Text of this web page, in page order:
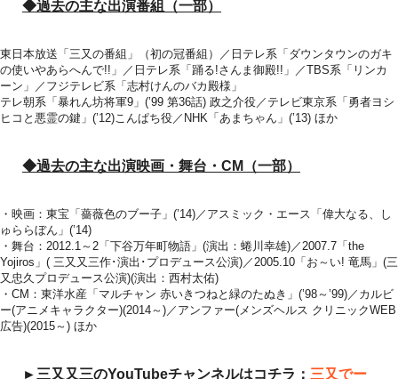
◆過去の主な出演番組（一部）
東日本放送「三又の番組」（初の冠番組）／日テレ系「ダウンタウンのガキ
の使いやあらへんで!!」／日テレ系「踊る!さんま御殿!!」／TBS系「リンカ
ーン」／フジテレビ系「志村けんのバカ殿様」
テレ朝系「暴れん坊将軍9」(’99 第36話) 政之介役／テレビ東京系「勇者ヨシ
ヒコと悪霊の鍵」(’12)こんぱち役／NHK「あまちゃん」(’13) ほか
◆過去の主な出演映画・舞台・CM（一部）
・映画：東宝「薔薇色のブー子」(’14)／アスミック・エース「偉大なる、し
ゅららぼん」(’14)
・舞台：2012.1～2「下谷万年町物語」(演出：蜷川幸雄)／2007.7「the
Yojiros」( 三又又三作･演出･プロデュース公演)／2005.10「お～い! 竜馬」(三
又忠久プロデュース公演)(演出：西村太佑)
・CM：東洋水産「マルチャン 赤いきつねと緑のたぬき」(’98～’99)／カルビ
ー(アニメキャラクター)(2014～)／アンファー(メンズヘルス クリニックWEB
広告)(2015～) ほか
►三又又三のYouTubeチャンネルはコチラ： 三又でー